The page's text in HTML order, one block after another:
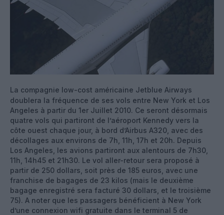
La compagnie low-cost américaine Jetblue Airways
doublera la fréquence de ses vols entre New York et Los
Angeles à partir du 1er Juillet 2010. Ce seront désormais
quatre vols qui partiront de l’aéroport Kennedy vers la
côte ouest chaque jour, à bord d’Airbus A320, avec des
décollages aux environs de 7h, 11h, 17h et 20h. Depuis
Los Angeles, les avions partiront aux alentours de 7h30,
11h, 14h45 et 21h30. Le vol aller-retour sera proposé à
partir de 250 dollars, soit près de 185 euros, avec une
franchise de bagages de 23 kilos (mais le deuxième
bagage enregistré sera facturé 30 dollars, et le troisième
75). A noter que les passagers bénéficient à New York
d’une connexion wifi gratuite dans le terminal 5 de